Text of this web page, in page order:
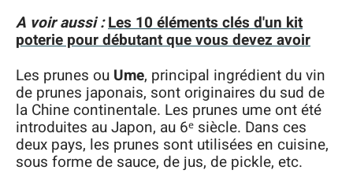
A voir aussi :Les 10 éléments clés d'un kit
poterie pour débutant que vous devez avoir
Les prunes ou Ume, principal ingrédient du vin
de prunes japonais, sont originaires du sud de
la Chine continentale. Les prunes ume ont été
introduites au Japon, au 6ᵉ siècle. Dans ces
deux pays, les prunes sont utilisées en cuisine,
sous forme de sauce, de jus, de pickle, etc.